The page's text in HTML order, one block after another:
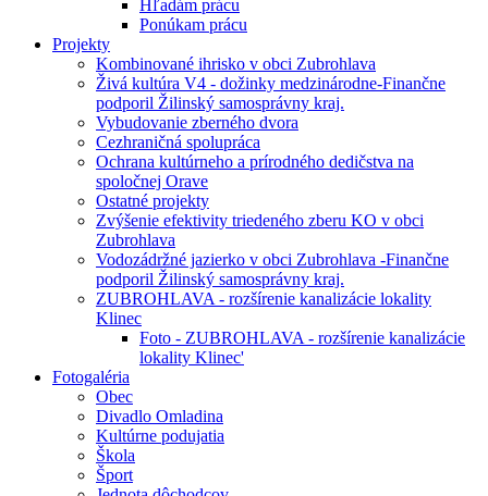
Hľadám prácu
Ponúkam prácu
Projekty
Kombinované ihrisko v obci Zubrohlava
Živá kultúra V4 - dožinky medzinárodne-Finančne
podporil Žilinský samosprávny kraj.
Vybudovanie zberného dvora
Cezhraničná spolupráca
Ochrana kultúrneho a prírodného dedičstva na
spoločnej Orave
Ostatné projekty
Zvýšenie efektivity triedeného zberu KO v obci
Zubrohlava
Vodozádržné jazierko v obci Zubrohlava -Finančne
podporil Žilinský samosprávny kraj.
ZUBROHLAVA - rozšírenie kanalizácie lokality
Klinec
Foto - ZUBROHLAVA - rozšírenie kanalizácie
lokality Klinec'
Fotogaléria
Obec
Divadlo Omladina
Kultúrne podujatia
Škola
Šport